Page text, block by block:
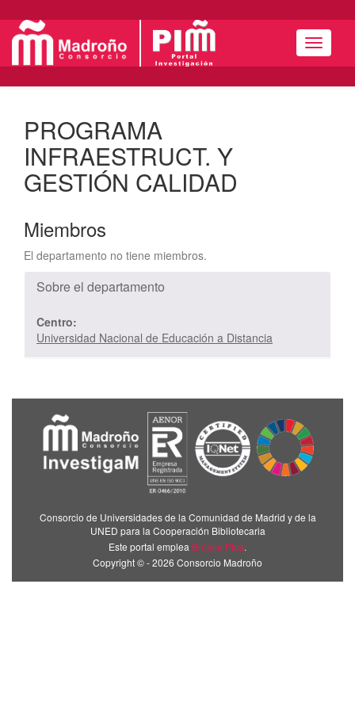
Menú
PROGRAMA
INFRAESTRUCT. Y
GESTIÓN CALIDAD
Miembros
El departamento no tiene miembros.
Sobre el departamento
Centro:
Universidad Nacional de Educación a Distancia
Consorcio de Universidades de la Comunidad de Madrid y de la
UNED para la Cooperación Bibliotecaria
Este portal emplea Brújula Plus.
Copyright © - 2026 Consorcio Madroño